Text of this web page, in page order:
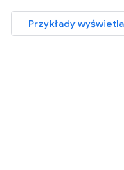
Przykłady